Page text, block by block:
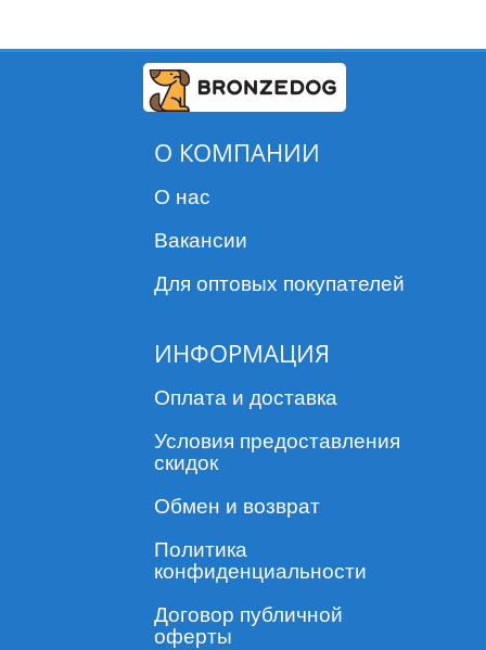
О КОМПАНИИ
О нас
Вакансии
Для оптовых покупателей
ИНФОРМАЦИЯ
Оплата и доставка
Условия предоставления
скидок
Обмен и возврат
Политика
конфиденциальности
Договор публичной
оферты